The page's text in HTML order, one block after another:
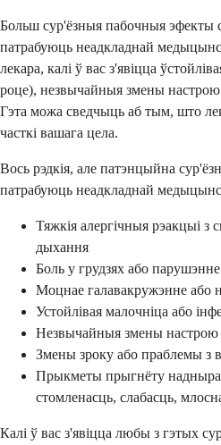
Больш сур'ёзныя пабочныя эфекты
патрабуюць неадкладнай
лекара, калі ў вас з'явіцца
роце), незвычайныя змены
Гэта можа сведчыць аб тым, што
часткі вашага цела.
Вось рэдкія, але патэнцыйна
патрабуюць неадкладнай
Тяжкія алергічныя рэакцыі
дыхання
Боль у грудзях або
Моцнае галавакружэнне або
Устойлівая малочніца або
Незвычайныя змены настрою
Змены зроку або праблемы з
Прыкметы прыгнёту
стомленасць, слабасць,
Калі ў вас з'явіцца любы з гэтых